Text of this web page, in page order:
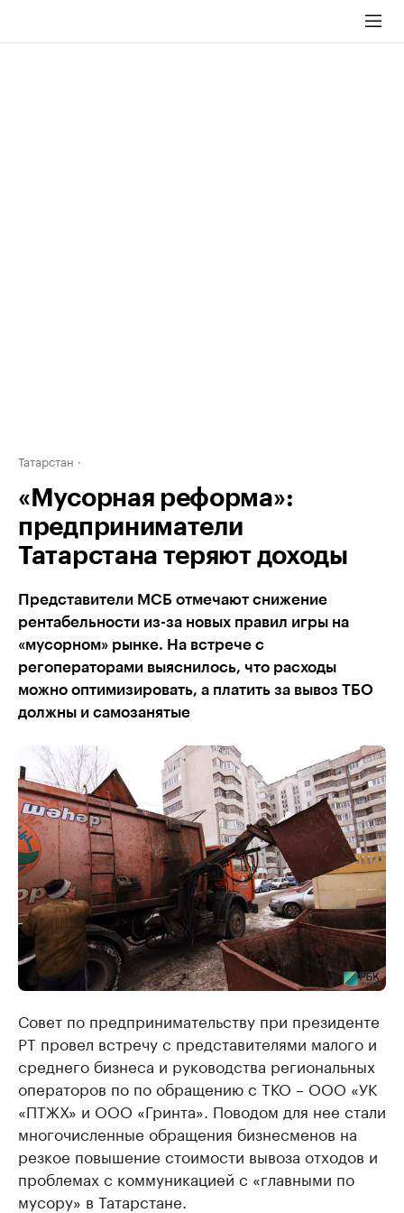
Татарстан
«Мусорная реформа»:
предприниматели
Татарстана теряют доходы
Представители МСБ отмечают снижение
рентабельности из-за новых правил игры на
«мусорном» рынке. На встрече с
регоператорами выяснилось, что расходы
можно оптимизировать, а платить за вывоз ТБО
должны и самозанятые
Совет по предпринимательству при президенте
РТ провел встречу с представителями малого и
среднего бизнеса и руководства региональных
операторов по по обращению с ТКО – ООО «УК
«ПТЖХ» и ООО «Гринта». Поводом для нее стали
многочисленные обращения бизнесменов на
резкое повышение стоимости вывоза отходов и
проблемах с коммуникацией с «главными по
мусору» в Татарстане.